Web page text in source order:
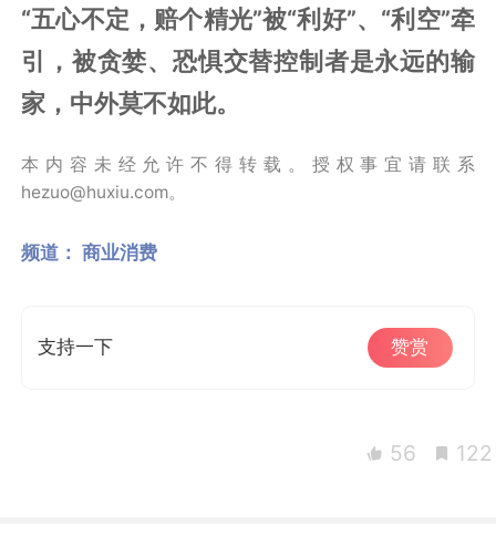
“五心不定，赔个精光”被“利好”、“利空”牵
引，被贪婪、恐惧交替控制者是永远的输
家，中外莫不如此。
本内容未经允许不得转载。授权事宜请联系
hezuo@huxiu.com。
频道： 商业消费
支持一下 赞赏
56 122